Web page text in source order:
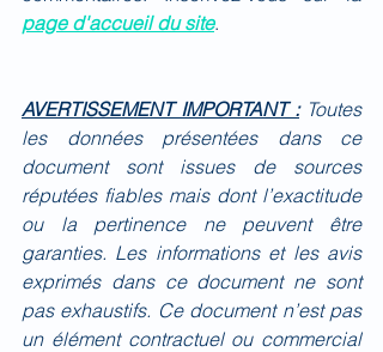
page d'accueil du site.
AVERTISSEMENT IMPORTANT : Toutes
les données présentées dans ce
document sont issues de sources
réputées fiables mais dont l’exactitude
ou la pertinence ne peuvent être
garanties. Les informations et les avis
exprimés dans ce document ne sont
pas exhaustifs. Ce document n’est pas
un élément contractuel ou commercial